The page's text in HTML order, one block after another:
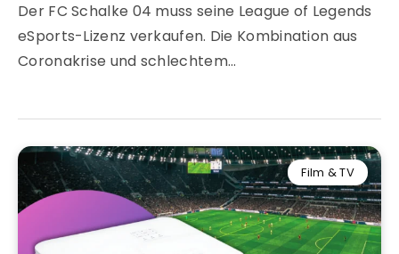
Der FC Schalke 04 muss seine League of Legends
eSports-Lizenz verkaufen. Die Kombination aus
Coronakrise und schlechtem…
Film & TV